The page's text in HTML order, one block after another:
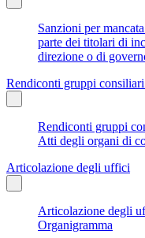
Sanzioni per
parte dei titolari di
direzione o di
Rendiconti gruppi
Rendiconti gruppi
Atti degli organi di
Articolazione degli uffici
Articolazione degli
Organigramma